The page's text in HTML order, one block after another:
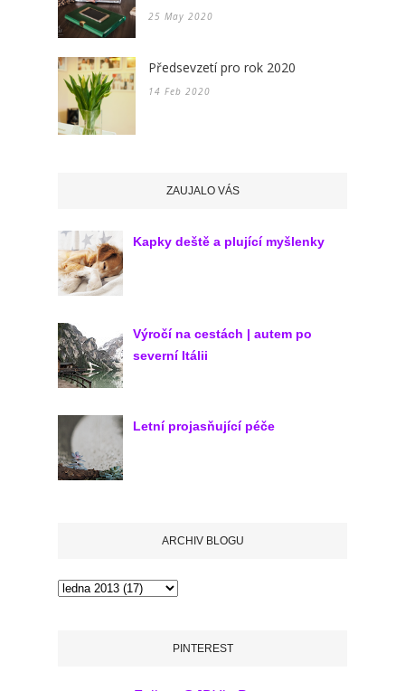
25 May 2020
Předsevzetí pro rok 2020
14 Feb 2020
ZAUJALO VÁS
Kapky deště a plující myšlenky
Výročí na cestách | autem po
severní Itálii
Letní projasňující péče
ARCHIV BLOGU
PINTEREST